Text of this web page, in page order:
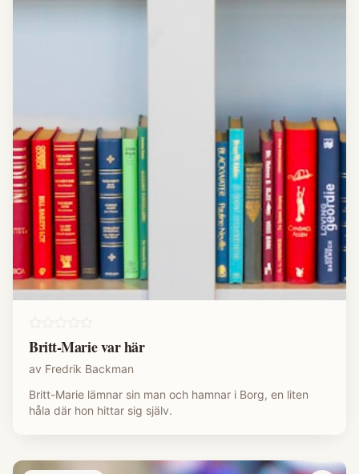
Britt-Marie var här
av Fredrik Backman
Britt-Marie lämnar sin man och hamnar i Borg, en liten
håla där hon hittar sig själv.